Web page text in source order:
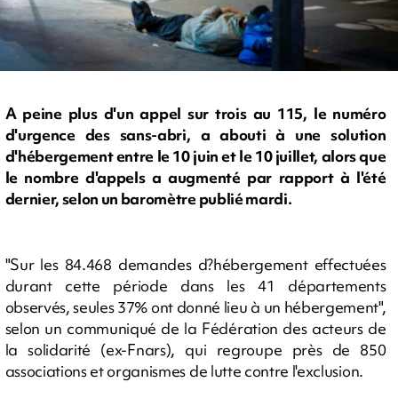
A peine plus d'un appel sur trois au 115, le numéro
d'urgence des sans-abri, a abouti à une solution
d'hébergement entre le 10 juin et le 10 juillet, alors que
le nombre d'appels a augmenté par rapport à l'été
dernier, selon un baromètre publié mardi.
"Sur les 84.468 demandes d?hébergement effectuées
durant cette période dans les 41 départements
observés, seules 37% ont donné lieu à un hébergement",
selon un communiqué de la Fédération des acteurs de
la solidarité (ex-Fnars), qui regroupe près de 850
associations et organismes de lutte contre l'exclusion.